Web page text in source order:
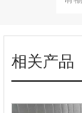
相关产品